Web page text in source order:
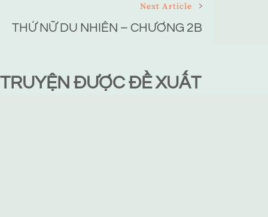
Next Article
THỨ NỮ DU NHIÊN – CHƯƠNG 2B
TRUYỆN ĐƯỢC ĐỀ XUẤT